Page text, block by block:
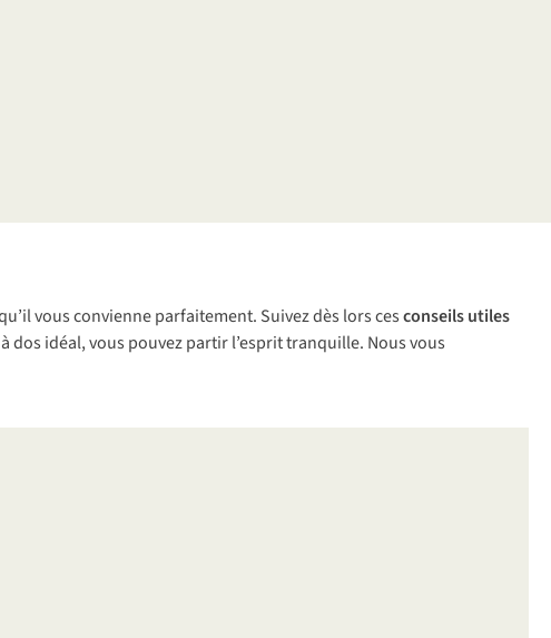
vous convienne parfaitement. Suivez dès lors cesconseils utiles
dos idéal, vous pouvez partir l’esprit tranquille. Nous vous